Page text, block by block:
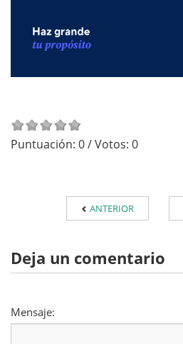
Puntuación: 0/ Votos: 0
ANTERIOR
Deja un comentario
Mensaje: